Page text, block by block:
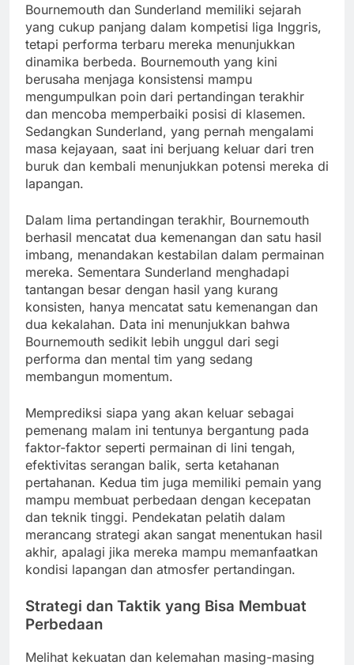
Bournemouth dan Sunderland memiliki sejarah
yang cukup panjang dalam kompetisi liga Inggris,
tetapi performa terbaru mereka menunjukkan
dinamika berbeda. Bournemouth yang kini
berusaha menjaga konsistensi mampu
mengumpulkan poin dari pertandingan terakhir
dan mencoba memperbaiki posisi di klasemen.
Sedangkan Sunderland, yang pernah mengalami
masa kejayaan, saat ini berjuang keluar dari tren
buruk dan kembali menunjukkan potensi mereka di
lapangan.
Dalam lima pertandingan terakhir, Bournemouth
berhasil mencatat dua kemenangan dan satu hasil
imbang, menandakan kestabilan dalam permainan
mereka. Sementara Sunderland menghadapi
tantangan besar dengan hasil yang kurang
konsisten, hanya mencatat satu kemenangan dan
dua kekalahan. Data ini menunjukkan bahwa
Bournemouth sedikit lebih unggul dari segi
performa dan mental tim yang sedang
membangun momentum.
Memprediksi siapa yang akan keluar sebagai
pemenang malam ini tentunya bergantung pada
faktor-faktor seperti permainan di lini tengah,
efektivitas serangan balik, serta ketahanan
pertahanan. Kedua tim juga memiliki pemain yang
mampu membuat perbedaan dengan kecepatan
dan teknik tinggi. Pendekatan pelatih dalam
merancang strategi akan sangat menentukan hasil
akhir, apalagi jika mereka mampu memanfaatkan
kondisi lapangan dan atmosfer pertandingan.
Strategi dan Taktik yang Bisa Membuat
Perbedaan
Melihat kekuatan dan kelemahan masing-masing